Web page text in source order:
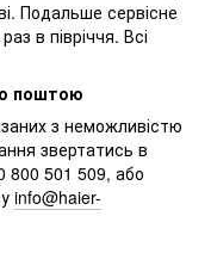
Подальше сервісне
в півріччя. Всі
поштою
з неможливістю
звертатись в
800 501 509, або
info@haier-